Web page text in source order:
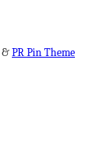
&PR Pin Theme